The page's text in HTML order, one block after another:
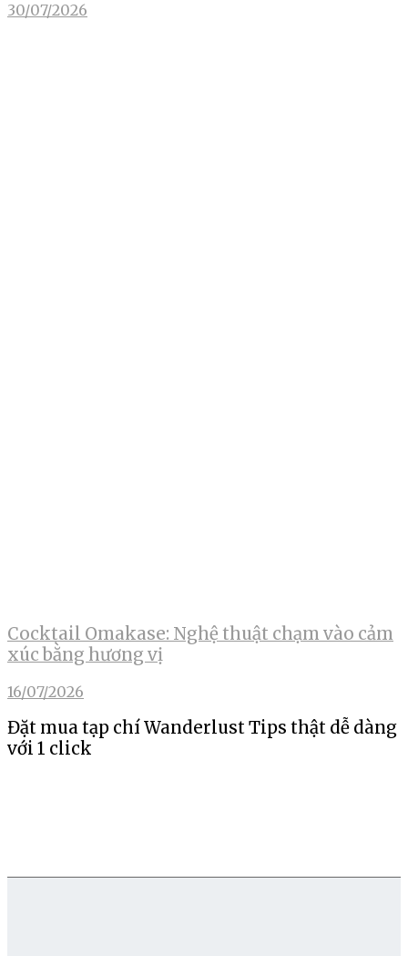
30/07/2026
Cocktail Omakase: Nghệ thuật chạm vào cảm
xúc bằng hương vị
16/07/2026
Đặt mua tạp chí Wanderlust Tips thật dễ dàng
với 1 click